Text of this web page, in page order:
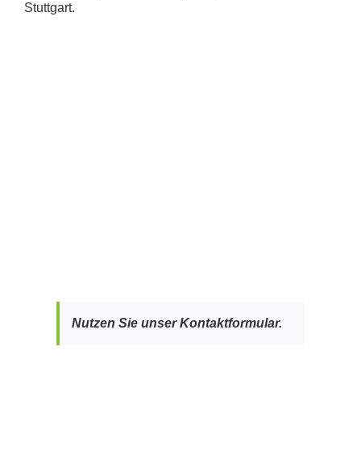
Stuttgart.
Nutzen Sie unser Kontaktformular.